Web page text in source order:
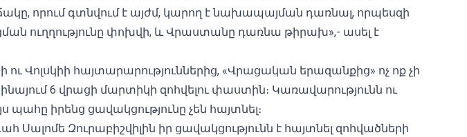
որում գտնվում է այժմ, կարող է նախապայման դառնալ, որպեսզի
ուղղությունը փոխվի, և Վրաստանը դառնա թիրախ»,- ասել է
Վոլսկիի հայտարարություններից, «Վրացական երազանքից» ոչ ոք չի
6 վրացի մարտիկի զոհվելու փաստին։ Կառավարությունն ու
պահը իրենց ցավակցությունը չեն հայտնել։
Զուրաբիշվիլին իր ցավակցությունն է հայտնել զոհվածների